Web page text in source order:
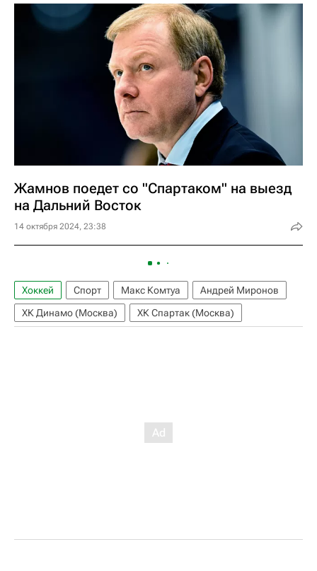
Жамнов поедет со "Спартаком" на выезд
на Дальний Восток
14 октября 2024, 23:38
Хоккей Спорт Макс Комтуа
Андрей Миронов
ХК Динамо (Москва)
ХК Спартак (Москва)